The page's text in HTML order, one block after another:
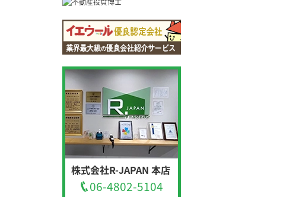
株式会社R-JAPAN 本店
06-4802-5104